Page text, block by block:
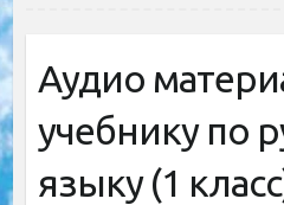
Аудио
учебнику по
языку (1